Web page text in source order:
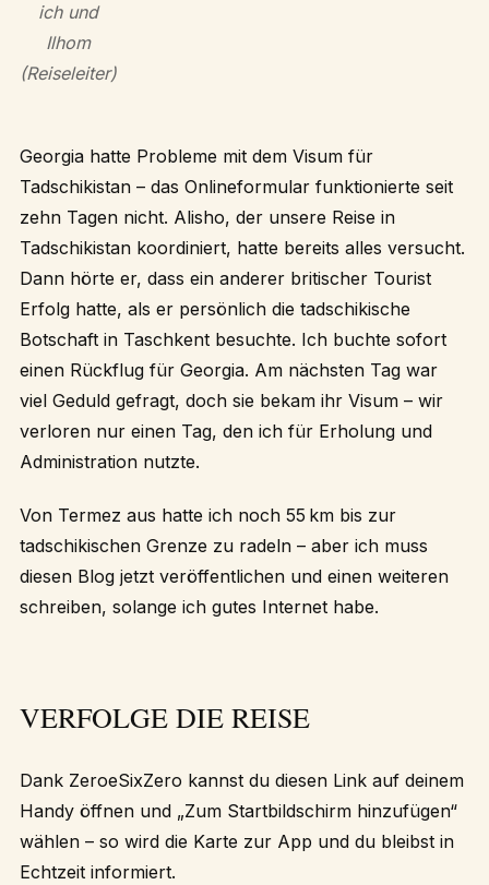
ich und
Ilhom
(Reiseleiter)
Georgia hatte Probleme mit dem Visum für
Tadschikistan – das Onlineformular funktionierte seit
zehn Tagen nicht. Alisho, der unsere Reise in
Tadschikistan koordiniert, hatte bereits alles versucht.
Dann hörte er, dass ein anderer britischer Tourist
Erfolg hatte, als er persönlich die tadschikische
Botschaft in Taschkent besuchte. Ich buchte sofort
einen Rückflug für Georgia. Am nächsten Tag war
viel Geduld gefragt, doch sie bekam ihr Visum – wir
verloren nur einen Tag, den ich für Erholung und
Administration nutzte.
Von Termez aus hatte ich noch 55 km bis zur
tadschikischen Grenze zu radeln – aber ich muss
diesen Blog jetzt veröffentlichen und einen weiteren
schreiben, solange ich gutes Internet habe.
VERFOLGE DIE REISE
Dank ZeroeSixZero kannst du diesen Link auf deinem
Handy öffnen und „Zum Startbildschirm hinzufügen“
wählen – so wird die Karte zur App und du bleibst in
Echtzeit informiert.